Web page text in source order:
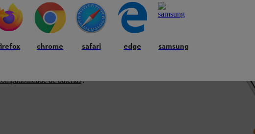
51 cm para trabalhar em relvados de tamanho médio.
baterias de iões de lítio, juntamente com o eficiente
garantem um corte de relva particularmente económico.
armazenamento da máquina. O ajuste central da
25 a 75 mm. O grande coletor de grama de 55 litros
de baterias.
chrome safari edge samsung